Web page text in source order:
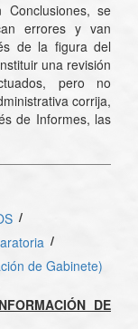
se
errores y van
de la figura del
una revisión
pero no
corrija,
de Informes, las
/
/
de Gabinete)
DE